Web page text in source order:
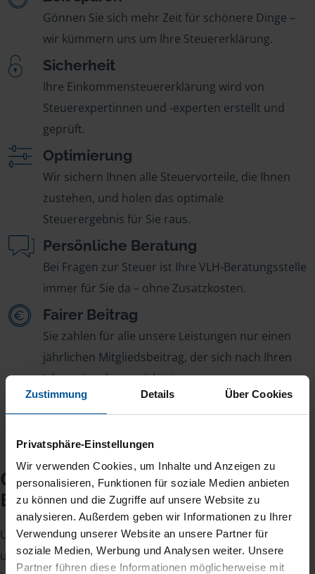
Zustimmung Details Über Cookies
Privatsphäre-Einstellungen
Wir verwenden Cookies, um Inhalte und Anzeigen zu
personalisieren, Funktionen für soziale Medien anbieten
zu können und die Zugriffe auf unsere Website zu
analysieren. Außerdem geben wir Informationen zu Ihrer
Verwendung unserer Website an unsere Partner für
soziale Medien, Werbung und Analysen weiter. Unsere
Partner führen diese Informationen möglicherweise mit
Gönnen Sie sich mehr Zeit für schönere Dinge –
wir kümmern uns um Ihre Steuererklärung.
Sicherheit
Ihre Einkommensteuererklärung wird von
Steuerexpertinnen und -experten erstellt und
geprüft.
Optimierung
Wir sichern Ihnen alle Steuervorteile, die Ihnen
zustehen, und holen das optimale
Steuerergebnis für Sie raus.
Persönliche Beratung
Bei Fragen zur Steuer ist Ihre VLH-Beratungsstelle
immer für Sie da – ohne Zusatzkosten.
Fairer Beitrag
Sie zahlen für alle unsere Leistungen nur einen
jährlichen Mitgliedsbeitrag, der sich nach Ihren
Jahreseinnahmen richtet.
Checkliste für Ihr
Beratungsgespräch
Um Ihre Steuererklärung erstellen zu können, benötigen
unsere Beraterinnen und Berater eine Reihe von